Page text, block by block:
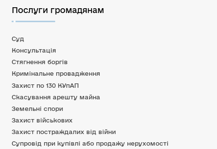
Послуги громадянам
Суд
Консультація
Стягнення боргів
Кримінальне провадження
Захист по 130 КУпАП
Скасування арешту майна
Земельні спори
Захист військових
Захист постраждалих від війни
Супровід при купівлі або продажу нерухомості